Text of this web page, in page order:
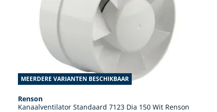
MEERDERE VARIANTEN BESCHIKBAAR
Renson
Kanaalventilator Standaard 7123 Dia 150 Wit Renson